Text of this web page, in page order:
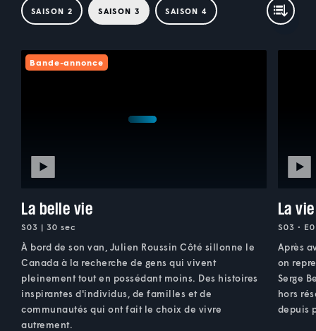
SAISON 2 SAISON 3 SAISON 4
Bande-annonce
La belle vie
S03 | 30 sec
À bord de son van, Julien Roussin Côté sillonne le
Canada à la recherche de gens qui vivent
pleinement tout en possédant moins. Des histoires
inspirantes d'individus, de familles et de
communautés qui ont fait le choix de vivre
autrement.
La
S03 •
Après
on
Serge
hors
depuis